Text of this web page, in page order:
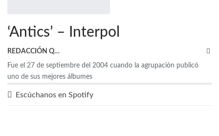
‘Antics’ – Interpol
REDACCIÓN QRP
Fue el 27 de septiembre del 2004 cuando la agrupación publicó
uno de sus mejores álbumes
Escúchanos en Spotify